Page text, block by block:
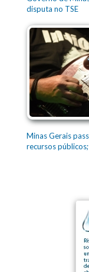
disputa no TSE
Minas Gerais
recursos